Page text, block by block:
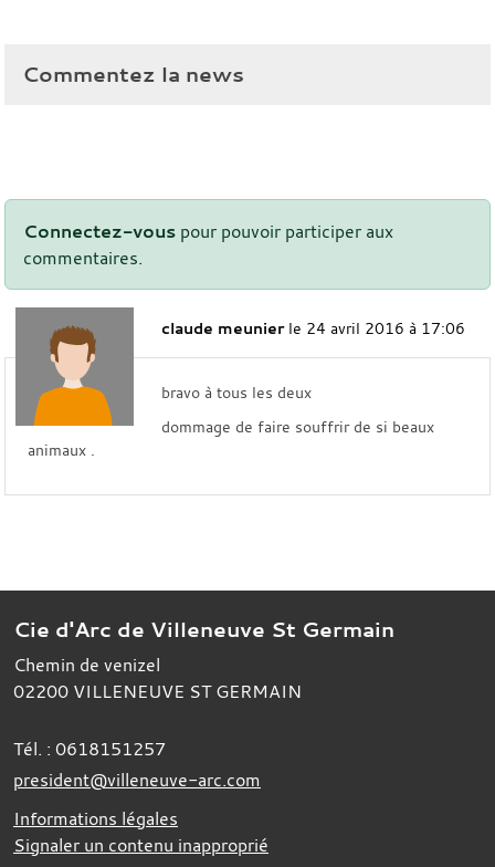
Commentez la news
Connectez-vous pour pouvoir participer aux
commentaires.
claude meunier le 24 avril 2016 à 17:06
bravo à tous les deux
dommage de faire souffrir de si beaux
animaux .
Cie d'Arc de Villeneuve St Germain
Chemin de venizel
02200 VILLENEUVE ST GERMAIN
Tél. : 0618151257
president@villeneuve-arc.com
Informations légales
Signaler un contenu inapproprié